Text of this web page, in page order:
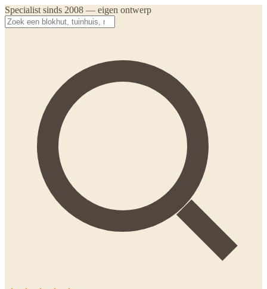
Specialist sinds 2008 — eigen ontwerp